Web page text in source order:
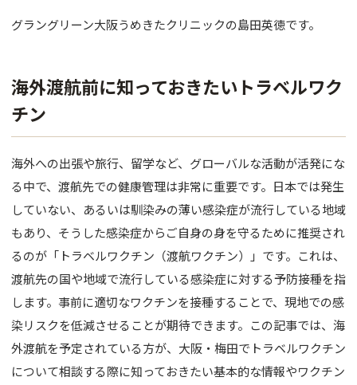
目元
顎
糸リフト
フェイス
豊胸
脂肪吸引
グラングリーン大阪うめきたクリニックの島田英徳です。
海外渡航前に知っておきたいトラベルワク
チン
海外への出張や旅行、留学など、グローバルな活動が活発にな
る中で、渡航先での健康管理は非常に重要です。日本では発生
していない、あるいは馴染みの薄い感染症が流行している地域
もあり、そうした感染症からご自身の身を守るために推奨され
るのが「トラベルワクチン（渡航ワクチン）」です。これは、
渡航先の国や地域で流行している感染症に対する予防接種を指
します。事前に適切なワクチンを接種することで、現地での感
染リスクを低減させることが期待できます。この記事では、海
外渡航を予定されている方が、大阪・梅田でトラベルワクチン
について相談する際に知っておきたい基本的な情報やワクチン